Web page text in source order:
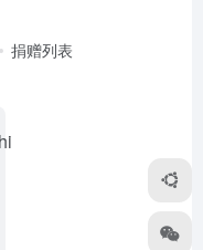
捐赠列表